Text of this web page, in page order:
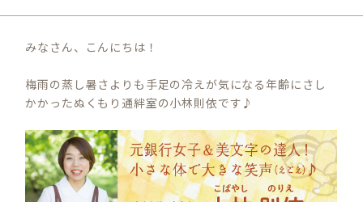
みなさん、こんにちは！
梅雨の蒸し暑さよりも手足の冷えが気になる年齢にさし
かかったぬくもり通絆室の小林則依です♪